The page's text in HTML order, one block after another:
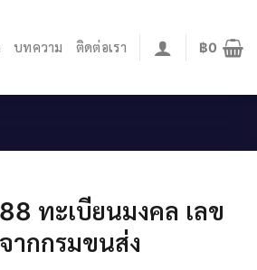
บทความ ติดต่อเรา ฿0
ทะเบียนมงคล เลข
ากกรมขนส่ง